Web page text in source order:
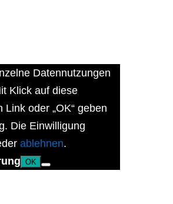
Datennutzungen
Klick auf diese
oder „OK“ geben
Die Einwilligung
ablehnen.
OK